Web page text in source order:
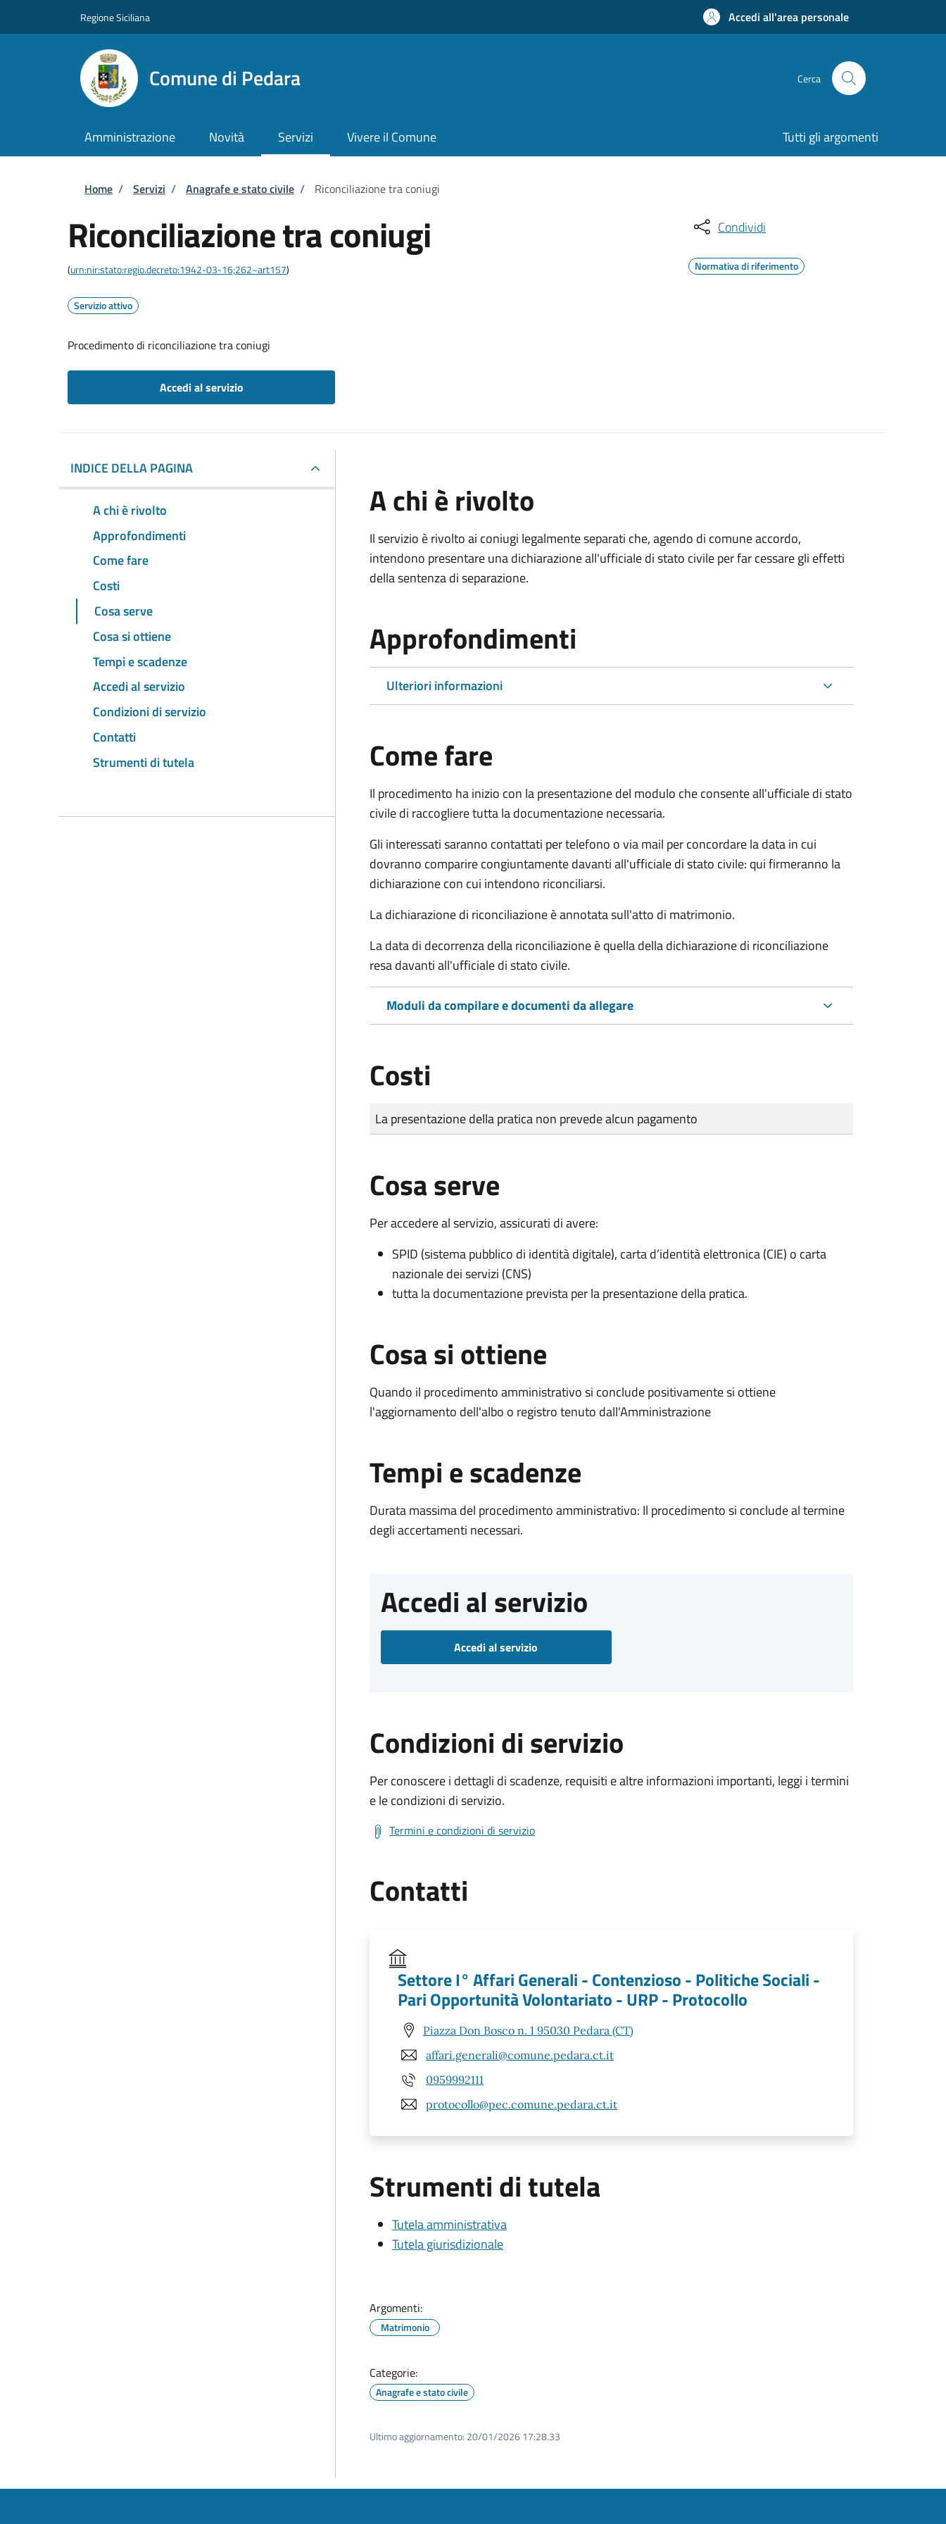
Regione Siciliana Accedi all'area personale
Comune di Pedara Cerca
Amministrazione Novità Servizi Vivere il Comune Tutti gli argomenti
Briciole di pane
Home / Servizi / Anagrafe e stato civile / Riconciliazione tra coniugi
Riconciliazione tra coniugi
(urn:nir:stato:regio.decreto:1942-03-16;262~art157)
Servizio attivo
Procedimento di riconciliazione tra coniugi
Accedi al servizio
Condividi
Normativa di riferimento
INDICE DELLA PAGINA
A chi è rivolto
Approfondimenti
Come fare
Costi
Cosa serve
Cosa si ottiene
Tempi e scadenze
Accedi al servizio
Condizioni di servizio
Contatti
Strumenti di tutela
A chi è rivolto
Il servizio è rivolto ai coniugi legalmente separati che, agendo di comune accordo,
intendono presentare una dichiarazione all'ufficiale di stato civile per far cessare gli effetti
della sentenza di separazione.
Approfondimenti
Ulteriori informazioni
Come fare
Il procedimento ha inizio con la presentazione del modulo che consente all'ufficiale di stato
civile di raccogliere tutta la documentazione necessaria.
Gli interessati saranno contattati per telefono o via mail per concordare la data in cui
dovranno comparire congiuntamente davanti all'ufficiale di stato civile: qui firmeranno la
dichiarazione con cui intendono riconciliarsi.
La dichiarazione di riconciliazione è annotata sull'atto di matrimonio.
La data di decorrenza della riconciliazione è quella della dichiarazione di riconciliazione
resa davanti all'ufficiale di stato civile.
Moduli da compilare e documenti da allegare
Costi
Tipo di pagamento
Importo
La presentazione della pratica non prevede alcun pagamento
Cosa serve
Per accedere al servizio, assicurati di avere:
SPID (sistema pubblico di identità digitale), carta d’identità elettronica (CIE) o carta
nazionale dei servizi (CNS)
tutta la documentazione prevista per la presentazione della pratica.
Cosa si ottiene
Quando il procedimento amministrativo si conclude positivamente si ottiene
l'aggiornamento dell'albo o registro tenuto dall'Amministrazione
Tempi e scadenze
Durata massima del procedimento amministrativo: Il procedimento si conclude al termine
degli accertamenti necessari.
Accedi al servizio
Accedi al servizio
Condizioni di servizio
Per conoscere i dettagli di scadenze, requisiti e altre informazioni importanti, leggi i termini
e le condizioni di servizio.
Termini e condizioni di servizio
Contatti
Settore I° Affari Generali - Contenzioso - Politiche Sociali -
Pari Opportunità Volontariato - URP - Protocollo
Piazza Don Bosco n. 1 95030 Pedara (CT)
affari.generali@comune.pedara.ct.it
0959992111
protocollo@pec.comune.pedara.ct.it
Strumenti di tutela
Tutela amministrativa
Tutela giurisdizionale
Argomenti:
Matrimonio
Categorie:
Anagrafe e stato civile
Ultimo aggiornamento: 20/01/2026 17:28.33